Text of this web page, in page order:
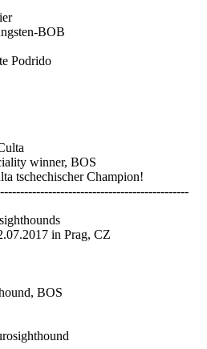
BOB
Podrido
winner, BOS
tschechischer Champion!
in Prag, CZ
BOS